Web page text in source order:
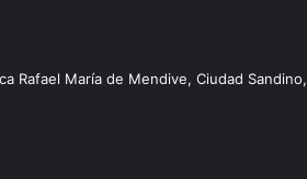
Rafael María de Mendive, Ciudad Sandino,